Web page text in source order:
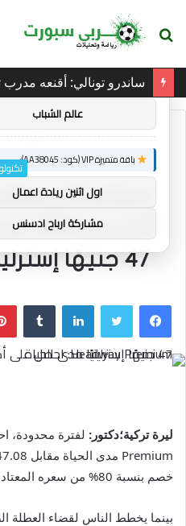
بحث
الرئيسية/
أكثر
47 جنيهًا إسترلينيًا مدى الحياة
فيسبوكتويتر لينكدإن
ليرة تركية؛دكتور:
خصم بنسبة 80% من سعره المعتاد البالغ 235.40 جنيهًا إسترلينيًا.
بينما يخطط الناس لقضاء العطلة
توصيات :
باقة متميزة VIP (كود: AA86842):
عالم الشباب
باقة متميزة VIP (كود: AA38045):
اول اثنين ريادة اعمال
مشاركة ارباح ادسنس